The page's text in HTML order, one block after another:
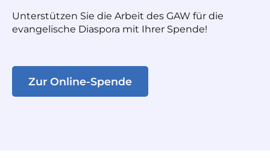
Unterstützen Sie die Arbeit des GAW für die
evangelische Diaspora mit Ihrer Spende!
Zur Online-Spende